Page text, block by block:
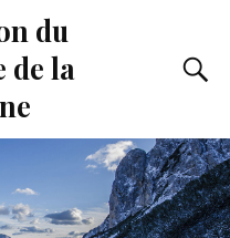
du
de la